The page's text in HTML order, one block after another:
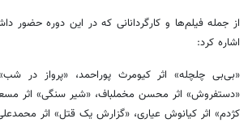
از جمله فیلم‌ها و کارگردانانی که در این دوره حضور
اشاره کرد:
«بی‌بی چلچله» اثر کیومرث پوراحمد، «پرواز در
«دستفروش» اثر محسن مخملباف، «شیر سنگی» اثر
کژدم» اثر کیانوش عیاری، «گزارش یک قتل» اثر